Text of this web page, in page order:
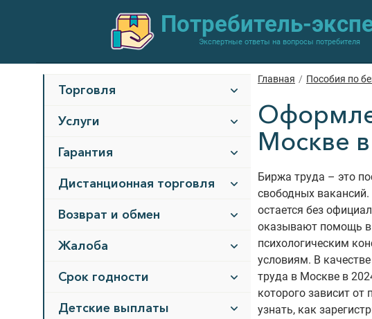
Потребитель-
Экспертные ответы на вопросы потребителя
Торговля
Услуги
Гарантия
Дистанционная торговля
Возврат и обмен
Жалоба
Срок годности
Детские выплаты
Главная / Пособия по
Москве
Биржа труда – это
свободных
остается без
оказывают помощь в
психологическим
условиям. В
труда в Москве в
которого зависит
узнать, как